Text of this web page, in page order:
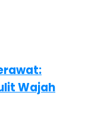
Wajah